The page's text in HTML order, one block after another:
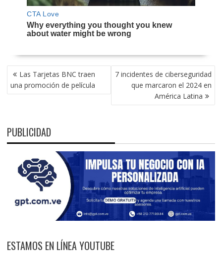
NAVEGACIÓN
DE
ENTRADAS
Las Tarjetas BNC traen
una promoción de película
7 incidentes de ciberseguridad
que marcaron el 2024 en
América Latina
PUBLICIDAD
ESTAMOS EN LÍNEA YOUTUBE